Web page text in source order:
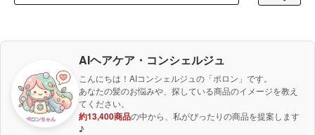
AIヘアケア・コンシェルジュ
こんにちは！AIコンシェルジュの「ポロン」です。
あなたの髪のお悩みや、探している商品のイメージを教え
てください。
約13,400商品の中から、私がぴったりの商品を提案します
♪